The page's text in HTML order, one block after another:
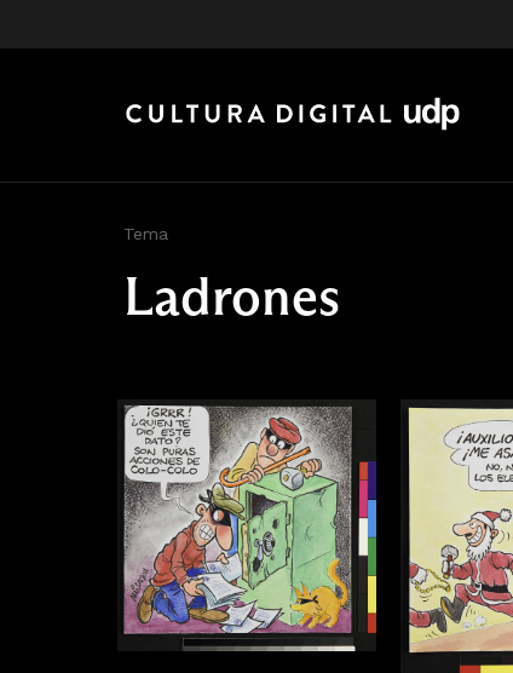
Tema
Ladrones